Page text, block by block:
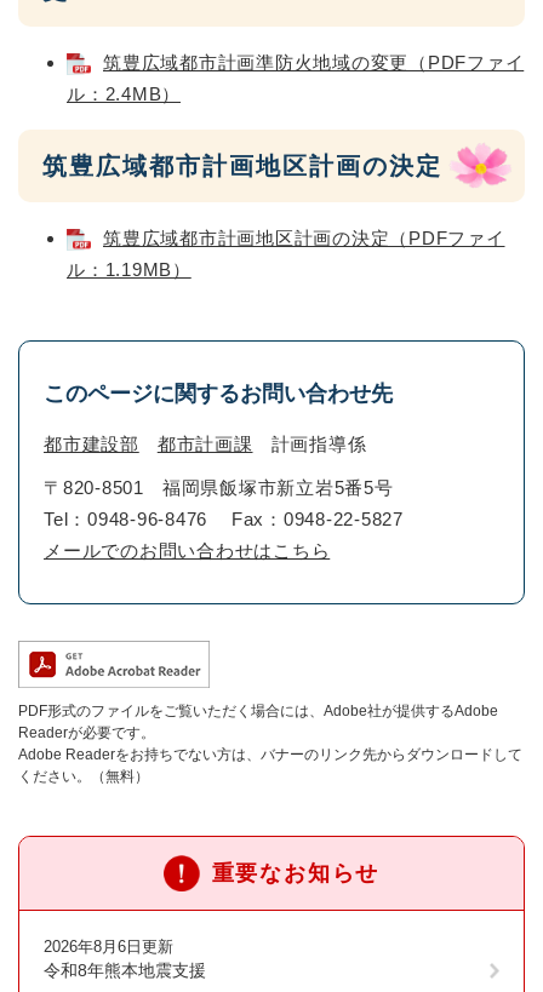
筑豊広域都市計画準防火地域の変更（PDFファイ
ル：2.4MB）
筑豊広域都市計画地区計画の決定
筑豊広域都市計画地区計画の決定（PDFファイ
ル：1.19MB）
このページに関するお問い合わせ先
都市建設部 都市計画課 計画指導係
〒820-8501
福岡県飯塚市新立岩5番5号
Tel：0948-96-8476
Fax：0948-22-5827
メールでのお問い合わせはこちら
PDF形式のファイルをご覧いただく場合には、Adobe社が提供するAdobe
Readerが必要です。
Adobe Readerをお持ちでない方は、バナーのリンク先からダウンロードして
ください。（無料）
重要なお知らせ
2026年8月6日更新
令和8年熊本地震支援